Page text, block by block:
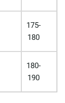
175-
180
180-
190